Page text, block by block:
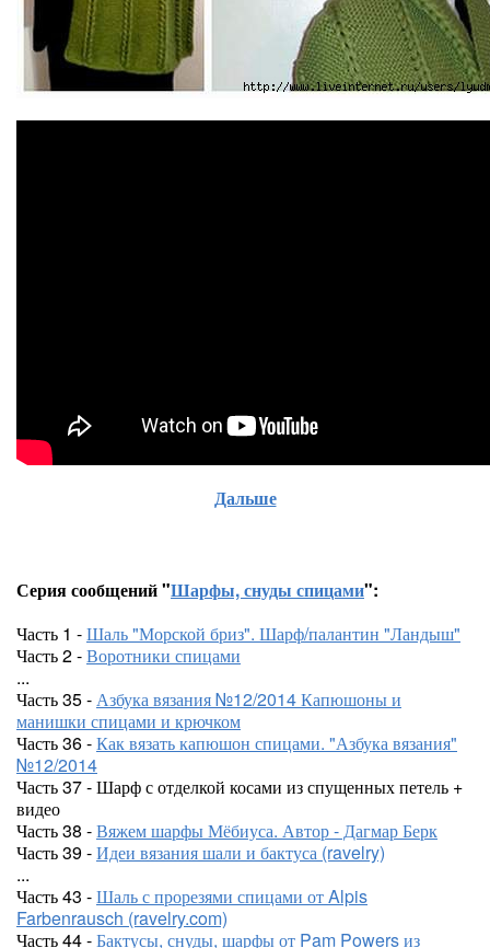
Дальше
Серия сообщений "Шарфы, снуды спицами":
Часть 1 -Шаль "Морской бриз". Шарф/палантин "Ландыш"
Часть 2 -Воротники спицами
...
Часть 35 -Азбука вязания №12/2014 Капюшоны и
манишки спицами и крючком
Часть 36 -Как вязать капюшон спицами. "Азбука вязания"
№12/2014
Часть 37 - Шарф с отделкой косами из спущенных петель +
видео
Часть 38 -Вяжем шарфы Мёбиуса. Автор - Дагмар Берк
Часть 39 -Идеи вязания шали и бактуса (ravelry)
...
Часть 43 -Шаль с прорезями спицами от Alpis
Farbenrausch (ravelry.com)
Часть 44 -Бактусы, снуды, шарфы от Pam Powers из